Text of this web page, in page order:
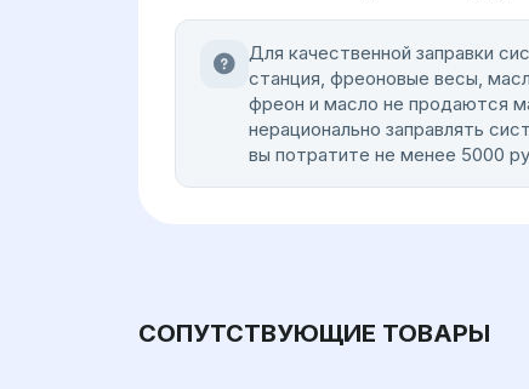
Для качественной заправки
станция, фреоновые весы,
фреон и масло не продаются
нерационально заправлять
вы потратите не менее 5000
СОПУТСТВУЮЩИЕ ТОВАРЫ